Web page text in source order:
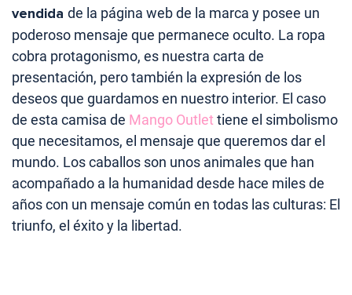
vendida de la página web de la marca y posee un
poderoso mensaje que permanece oculto. La ropa
cobra protagonismo, es nuestra carta de
presentación, pero también la expresión de los
deseos que guardamos en nuestro interior. El caso
de esta camisa de Mango Outlettiene el simbolismo
que necesitamos, el mensaje que queremos dar el
mundo. Los caballos son unos animales que han
acompañado a la humanidad desde hace miles de
años con un mensaje común en todas las culturas: El
triunfo, el éxito y la libertad.